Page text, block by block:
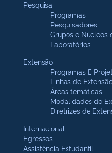
Pesquisa
Programas
Pesquisadores
Grupos e Núcleos
Laboratórios
Extensão
Programas E
Linhas de Extensão
Áreas temáticas
Modalidades de
Diretrizes de
Internacional
Egressos
Assistência Estudantil